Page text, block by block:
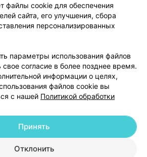
Партнеры
руководителю 103.by
персональных данных
УНП 191700409
| 220012, Республика Беларусь,
файлы cookie для обеспечения
сайта, его улучшения, сбора
персонализированных
параметры использования файлов
согласие в более позднее время.
информации о целях,
файлов cookie вы
с нашей Политикой обработки
Отклонить
Принять